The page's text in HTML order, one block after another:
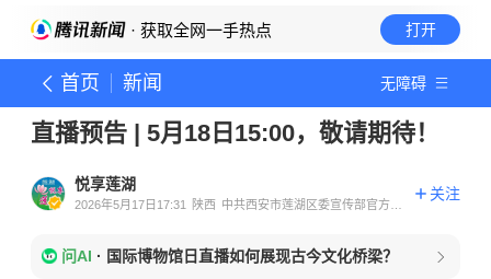
· 获取全网一手热点 打开
首页 新闻 无障碍
直播预告 | 5月18日15:00，敬请期待！
悦享莲湖
2026年5月17日17:31 陕西 中共西安市莲湖区委宣传部官方账
关注
问AI · 国际博物馆日直播如何展现古今文化桥梁？